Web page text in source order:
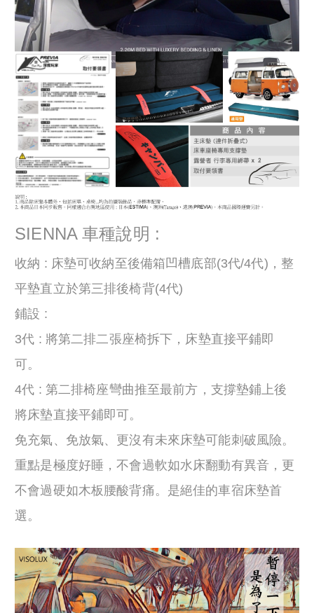
SIENNA 車種說明 :
收納 : 床墊可收納至後備箱凹槽底部(3代/4代)，整
平墊直立於第三排後椅背(4代)
鋪設 :
3代 : 將第二排二張座椅拆下，床墊直接平鋪即
可。
4代 : 第二排椅座彎曲推至最前方，支撐墊鋪上後
將床墊直接平鋪即可。
免充氣、免放氣、更沒有未來床墊可能刺破風險。
重點是極度好睡，不會過軟如水床翻動有異音，更
不會過硬如木板腰酸背痛。是絕佳的車宿床墊首
選。